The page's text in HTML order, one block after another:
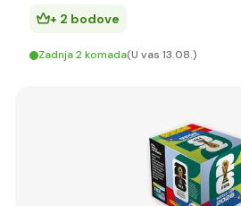
+ 2 bodove
Zadnja 2 komada(U vas 13.08.)